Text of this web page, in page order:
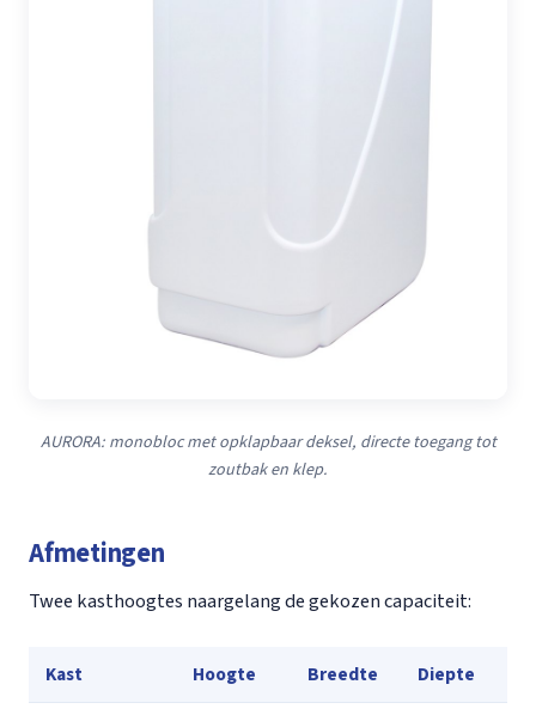
AURORA: monobloc met opklapbaar deksel, directe toegang tot
zoutbak en klep.
Afmetingen
Twee kasthoogtes naargelang de gekozen capaciteit:
Kast Hoogte Breedte Diepte